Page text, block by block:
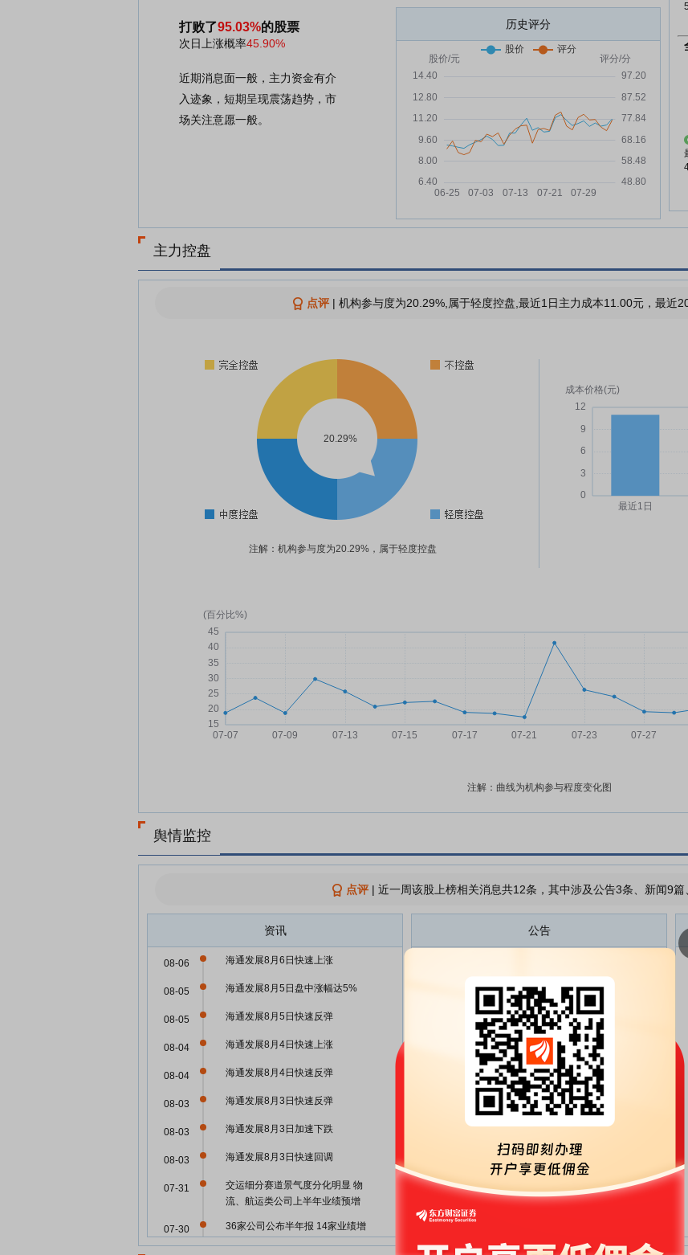
打败了95.03%的股票
次日上涨概率45.90%
近期消息面一般，主力资金有介
入迹象，短期呈现震荡趋势，市
场关注意愿一般。
历史评分
主力控盘
点评| 机构参与度为20.29%,属于轻度控盘,最近1日主力成本11.00元，最近
20.29%
注解：机构参与度为20.29%，属于轻度控盘
注解：曲线为机构参与程度变化图
舆情监控
点评| 近一周该股上榜相关消息共12条，其中涉及公告3条、新闻9篇
资讯
海通发展8月6日快速上涨
08-06
海通发展8月5日盘中涨幅达5%
08-05
海通发展8月5日快速反弹
08-05
海通发展8月4日快速上涨
08-04
海通发展8月4日快速反弹
08-04
海通发展8月3日快速反弹
08-03
海通发展8月3日加速下跌
08-03
海通发展8月3日快速回调
08-03
交运细分赛道景气度分化明显 物
流、航运类公司上半年业绩预增
07-31
36家公司公布半年报 14家业绩增
07-30
公告
公司关于2026年7月对外担保进展
的公告
海通发展:福建海通发展股份有限
公司关于举办2026年半年度业绩
说明会的公告
海通发展:福建海通发展股份有限
公司关于部分限制性股票回购注销
实施公告
公司2026年7月21日投资者关系
活动记录表
海通发展:福建海通发展股份有限
公司关于2026年半年度募集资金
07-21
海通发展:福建海通发展股份有限
07-21